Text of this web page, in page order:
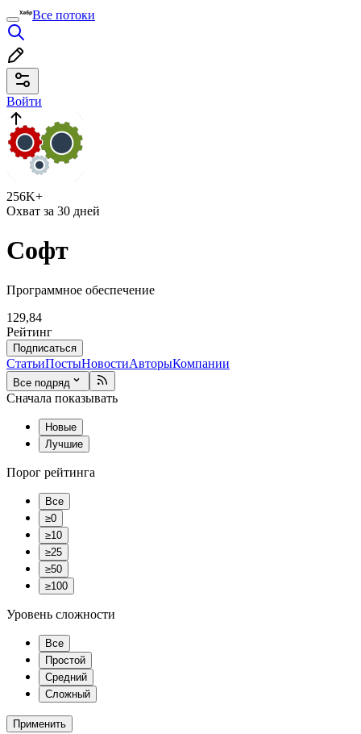
Все потоки
Войти
256K+
Охват за 30 дней
Софт
Программное обеспечение
129,84
Рейтинг
Подписаться
СтатьиПостыНовостиАвторыКомпании
Все подряд
Сначала показывать
Новые
Лучшие
Порог рейтинга
Все
≥0
≥10
≥25
≥50
≥100
Уровень сложности
Все
Простой
Средний
Сложный
Применить